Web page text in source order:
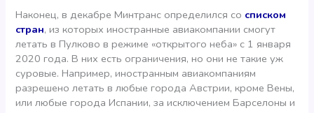
Наконец, в декабре Минтранс определился со списком
стран, из которых иностранные авиакомпании смогут
летать в Пулково в режиме «открытого неба» с 1 января
2020 года. В них есть ограничения, но они не такие уж
суровые. Например, иностранным авиакомпаниям
разрешено летать в любые города Австрии, кроме Вены,
или любые города Испании, за исключением Барселоны и